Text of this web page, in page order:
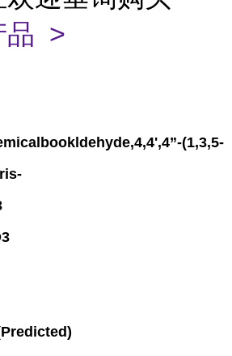
品 >
”-(1,3,5-